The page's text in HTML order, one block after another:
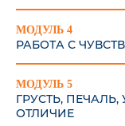
МОДУЛЬ 4
РАБОТА С
МОДУЛЬ 5
ГРУСТЬ,
ОТЛИЧИЕ